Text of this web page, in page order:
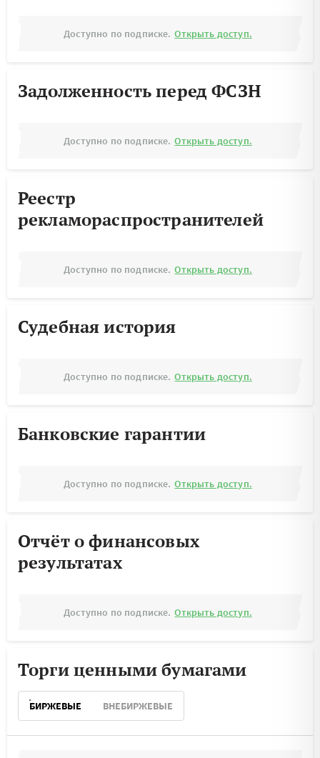
Доступно по подписке. Открыть доступ.
Задолженность перед ФСЗН
Доступно по подписке. Открыть доступ.
Реестр
рекламораспространителей
Доступно по подписке. Открыть доступ.
Судебная история
Доступно по подписке. Открыть доступ.
Банковские гарантии
Доступно по подписке. Открыть доступ.
Отчёт о финансовых
результатах
Доступно по подписке. Открыть доступ.
Торги ценными бумагами
БИРЖЕВЫЕ ВНЕБИРЖЕВЫЕ